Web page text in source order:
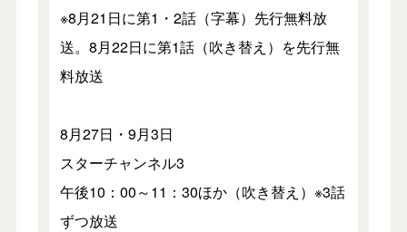
※8月21日に第1・2話（字幕）先行無料放
送。8月22日に第1話（吹き替え）を先行無
料放送
8月27日・9月3日
スターチャンネル3
午後10：00～11：30ほか（吹き替え）※3話
ずつ放送